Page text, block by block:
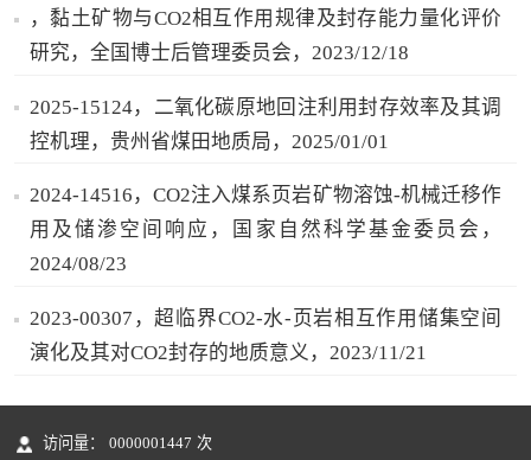
，黏土矿物与CO2相互作用规律及封存能力量化评价
研究，全国博士后管理委员会，2023/12/18
2025-15124，二氧化碳原地回注利用封存效率及其调
控机理，贵州省煤田地质局，2025/01/01
2024-14516，CO2注入煤系页岩矿物溶蚀-机械迁移作
用及储渗空间响应，国家自然科学基金委员会，
2024/08/23
2023-00307，超临界CO2-水-页岩相互作用储集空间
演化及其对CO2封存的地质意义，2023/11/21
访问量： 0000001447 次